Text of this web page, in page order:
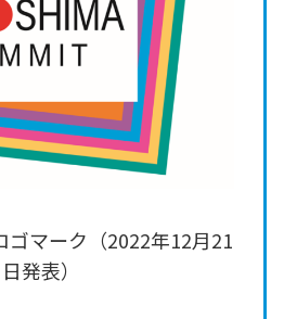
ゴマーク（2022年12月21
日発表）